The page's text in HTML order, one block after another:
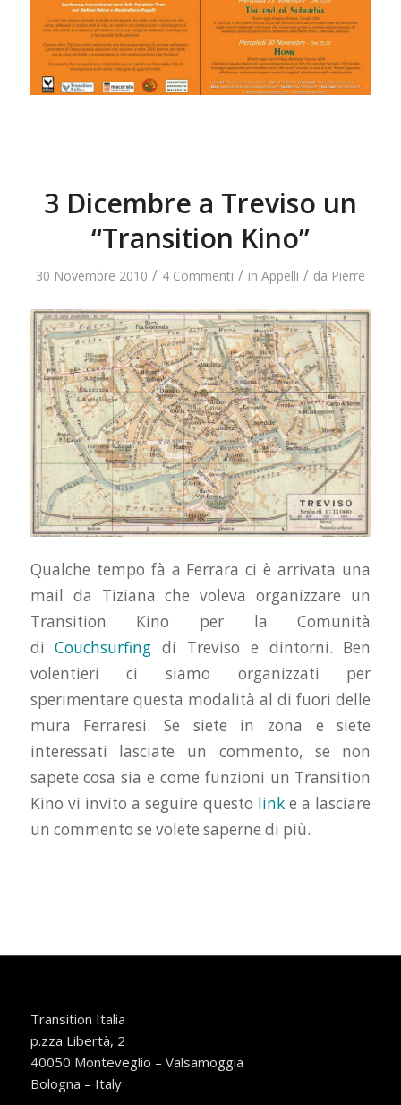
3 Dicembre a Treviso un
“Transition Kino”
30 Novembre 2010 / 4 Commenti / in Appelli / da Pierre
Qualche tempo fà a Ferrara ci è arrivata una
mail da Tiziana che voleva organizzare un
Transition Kino per la Comunità
diCouchsurfing di Treviso e dintorni. Ben
volentieri ci siamo organizzati per
sperimentare questa modalità al di fuori delle
mura Ferraresi. Se siete in zona e siete
interessati lasciate un commento, se non
sapete cosa sia e come funzioni un Transition
Kino vi invito a seguire questo linke a lasciare
un commento se volete saperne di più.
Transition Italia
p.zza Libertà, 2
40050 Monteveglio – Valsamoggia
Bologna – Italy